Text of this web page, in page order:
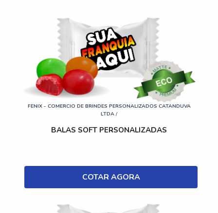
FENIX - COMERCIO DE BRINDES PERSONALIZADOS CATANDUVA
LTDA /
BALAS SOFT PERSONALIZADAS
COTAR AGORA